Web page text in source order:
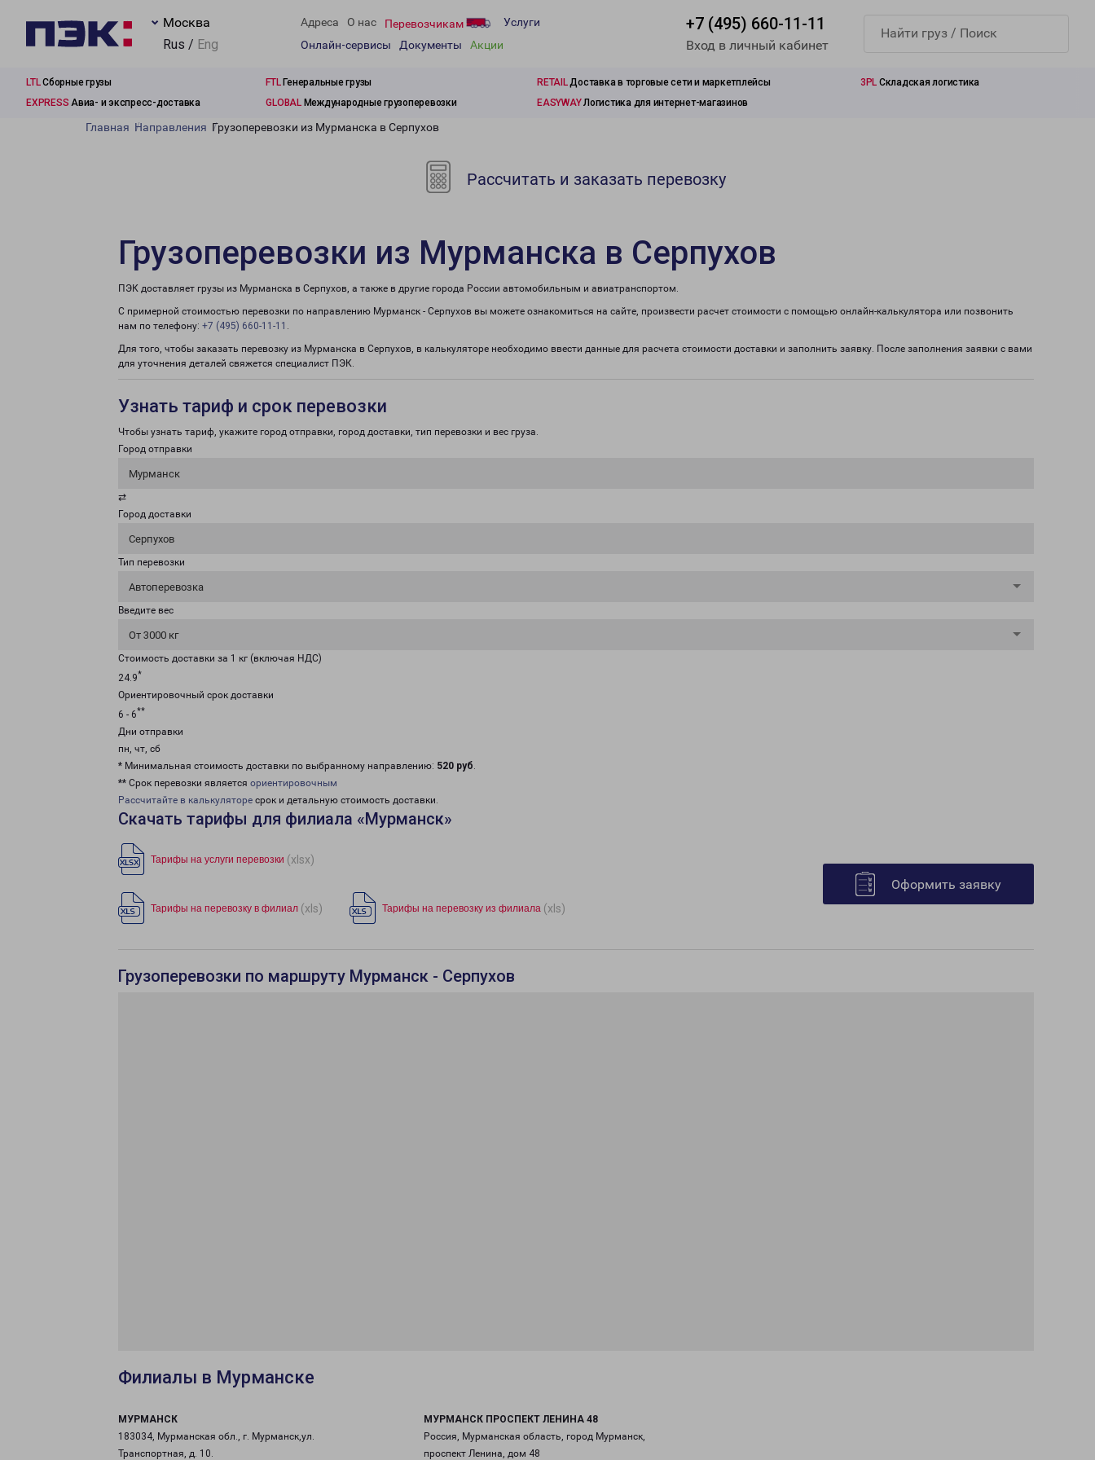
Москва
Rus / Eng
Адреса О нас Перевозчикам
Услуги
Онлайн-сервисы
Документы Акции
+7 (495) 660-11-11
Вход в личный кабинет
LTLСборные грузы FTLГенеральные грузы RETAILДоставка в торговые сети и маркетплейсы 3PL Складская логистика
EXPRESS Авиа- и экспресс-доставка GLOBALМеждународные грузоперевозки EASYWAYЛогистика для интернет-магазинов
Главная Направления Грузоперевозки из Мурманска в Серпухов
Рассчитать и заказать перевозку
Грузоперевозки из Мурманска в Серпухов
ПЭК доставляет грузы из Мурманска в Серпухов, а также в другие города России автомобильным и авиатранспортом.
С примерной стоимостью перевозки по направлению Мурманск - Серпухов вы можете ознакомиться на сайте, произвести расчет стоимости с помощью онлайн-калькулятора или позвонить
нам по телефону: +7 (495) 660-11-11 .
Для того, чтобы заказать перевозку из Мурманска в Серпухов, в калькуляторе необходимо ввести данные для расчета стоимости доставки и заполнить заявку. После заполнения заявки с вами
для уточнения деталей свяжется специалист ПЭК.
Узнать тариф и срок перевозки
Чтобы узнать тариф, укажите город отправки, город доставки, тип перевозки и вес груза.
Город отправки
Мурманск
⇄
Город доставки
Серпухов
Тип перевозки
Автоперевозка
Введите вес
От 3000 кг
Стоимость доставки за 1 кг (включая НДС)
24.9*
Ориентировочный срок доставки
6 - 6**
Дни отправки
пн, чт, сб
* Минимальная стоимость доставки по выбранному направлению: 520 руб.
** Срок перевозки является ориентировочным
Рассчитайте в калькуляторе срок и детальную стоимость доставки.
Скачать тарифы для филиала «Мурманск»
Тарифы на услуги перевозки (xlsx)
Тарифы на перевозку в филиал (xls) Тарифы на перевозку из филиала (xls)
Оформить заявку
Грузоперевозки по маршруту Мурманск - Серпухов
Филиалы в Мурманске
МУРМАНСК
183034, Мурманская обл., г. Мурманск,ул.
Транспортная, д. 10.
МУРМАНСК ПРОСПЕКТ ЛЕНИНА 48
Россия, Мурманская область, город Мурманск,
проспект Ленина, дом 48